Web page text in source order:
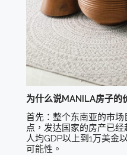
为什么说MANILA房子的
首先：整个东南亚的市
点，发达国家的房产已
人均GDP以上到1万美金
可能性。